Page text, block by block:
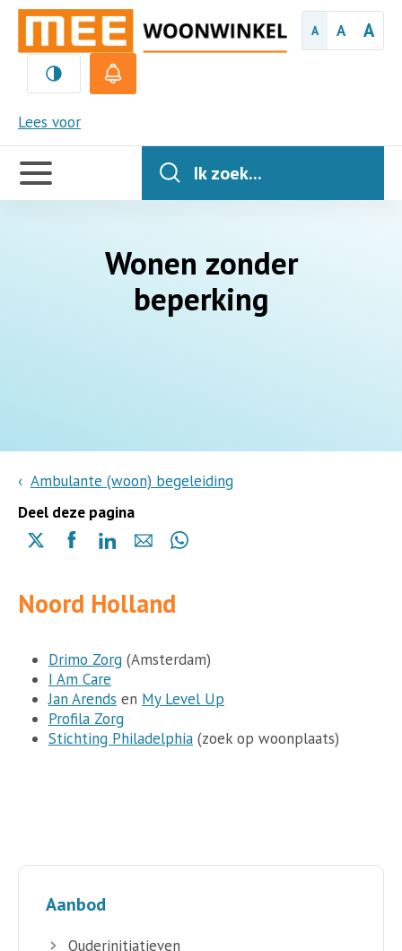
A A A
Lees voor
MEE
Handige
links
Ik zoek...
Wonen zonder
beperking
Ambulante (woon) begeleiding
Deel deze pagina
Delen
(opent
in
nieuwe
pagina)
Delen
(opent
in
nieuwe
pagina)
Delen
(opent
in
nieuwe
pagina)
Delen
mail
Delen
nieuwe
Aanbod
Ouderinitiatieven
Noord Holland
Drimo Zorg (Amsterdam)
I Am Care
Jan Arends en My Level Up
Profila Zorg
Stichting Philadelphia (zoek op woonplaats)